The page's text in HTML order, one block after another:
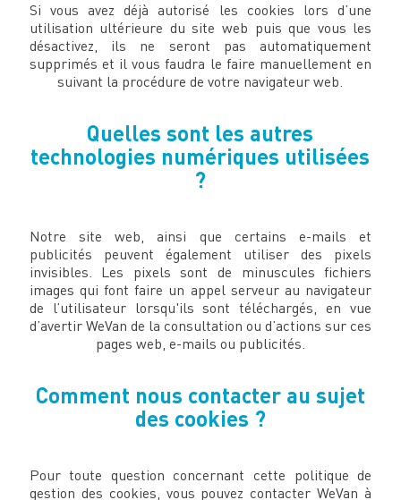
Si vous avez déjà autorisé les cookies lors d’une
utilisation ultérieure du site web puis que vous les
désactivez, ils ne seront pas automatiquement
supprimés et il vous faudra le faire manuellement en
suivant la procédure de votre navigateur web.
Quelles sont les autres
technologies numériques utilisées
?
Notre site web, ainsi que certains e-mails et
publicités peuvent également utiliser des pixels
invisibles. Les pixels sont de minuscules fichiers
images qui font faire un appel serveur au navigateur
de l’utilisateur lorsqu'ils sont téléchargés, en vue
d’avertir WeVan de la consultation ou d’actions sur ces
pages web, e-mails ou publicités.
Comment nous contacter au sujet
des cookies ?
Pour toute question concernant cette politique de
gestion des cookies, vous pouvez contacter WeVan à